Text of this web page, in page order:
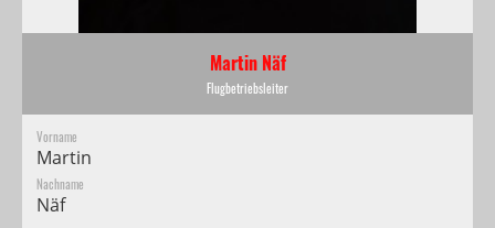
Martin Näf
Flugbetriebsleiter
Vorname
Martin
Nachname
Näf